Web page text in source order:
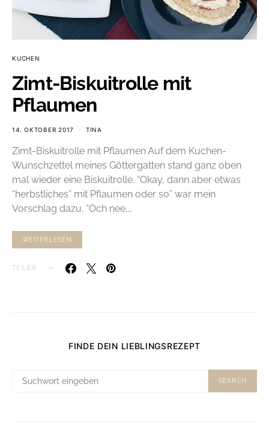
KUCHEN
Zimt-Biskuitrolle mit
Pflaumen
14. OKTOBER 2017 TINA
Zimt-Biskuitrolle mit Pflaumen Auf dem Kuchen-
Wunschzettel meines Göttergatten stand ganz oben
mal wieder eine Biskuitrolle. “Okay, dann aber etwas
“herbstliches” mit Pflaumen oder so” war mein
Vorschlag dazu. “Och nee,…
WEITERLESEN
TEILEN
FINDE DEIN LIEBLINGSREZEPT
SUCHE
SEARCH